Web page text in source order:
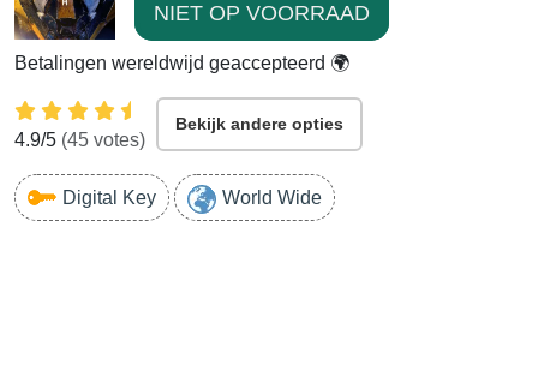
NIET OP VOORRAAD
Betalingen wereldwijd geaccepteerd 🌍
4.9/5 (45 votes)
Bekijk andere opties
Digital Key World Wide